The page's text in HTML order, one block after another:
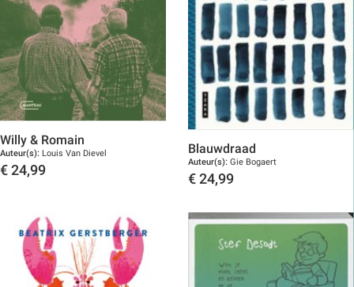
Willy & Romain
Auteur(s): Louis Van Dievel
€ 24,99
Blauwdraad
Auteur(s): Gie Bogaert
€ 24,99